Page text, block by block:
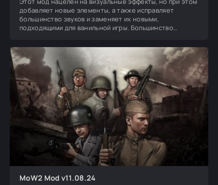
добавляет новые элементы, а также исправляет
большинство звуков и заменяет их новыми,
подходящими для ванильной игры. Большинство
MoW2 Mod v11.08.24